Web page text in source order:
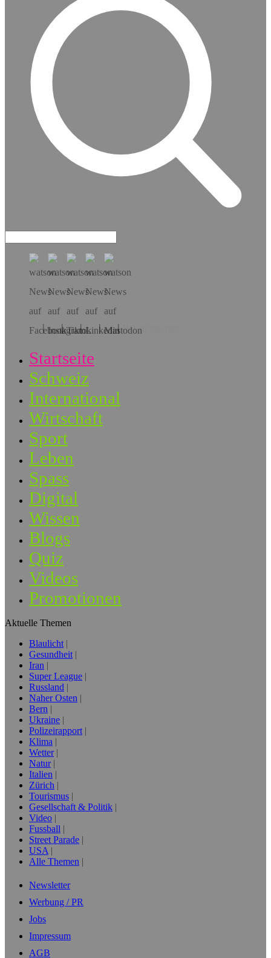
Hol dir die App!
Startseite
Schweiz
International
Wirtschaft
Sport
Leben
Spass
Digital
Wissen
Blogs
Quiz
Videos
Promotionen
Aktuelle Themen
Blaulicht
Gesundheit
Iran
Super League
Russland
Naher Osten
Bern
Ukraine
Polizeirapport
Klima
Wetter
Natur
Italien
Zürich
Tourismus
Gesellschaft & Politik
Video
Fussball
Street Parade
USA
Alle Themen
Newsletter
Werbung / PR
Jobs
Impressum
AGB